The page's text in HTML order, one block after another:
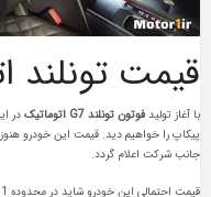
قیمت تونلند
با آغاز تولیدفوتون تونلند G7 اتوماتیکدر
پیکاپ را خواهیم دید. قیمت این خودرو
جانب شرکت اعلام گردد.